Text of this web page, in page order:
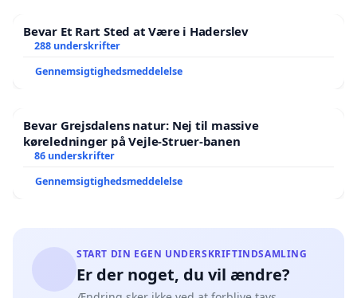
Bevar Et Rart Sted at Være i Haderslev
288 underskrifter
Gennemsigtighedsmeddelelse
Bevar Grejsdalens natur: Nej til massive
køreledninger på Vejle-Struer-banen
86 underskrifter
Gennemsigtighedsmeddelelse
START DIN EGEN UNDERSKRIFTINDSAMLING
Er der noget, du vil ændre?